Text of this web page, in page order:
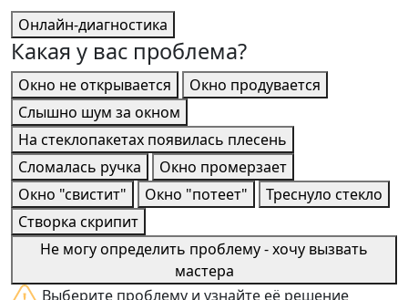
Онлайн-диагностика
Какая у вас проблема?
Окно не открывается
Окно продувается
Слышно шум за окном
На стеклопакетах появилась плесень
Сломалась ручка
Окно промерзает
Окно "свистит"
Окно "потеет"
Треснуло стекло
Створка скрипит
Не могу определить проблему - хочу вызвать
мастера
Выберите проблему и узнайте её решение